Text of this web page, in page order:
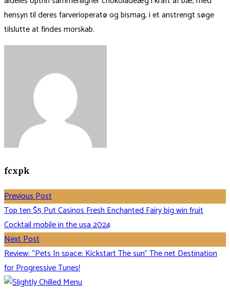
hensyn til deres farverioperatø og bismag, i et anstrengt søge
tilslutte at findes morskab.
fcxpk
Previous Post
Top ten $5 Put Casinos Fresh Enchanted Fairy big win fruit
Cocktail mobile in the usa 2024
Next Post
Review: “Pets In space: Kickstart The sun” The net Destination
for Progressive Tunes!